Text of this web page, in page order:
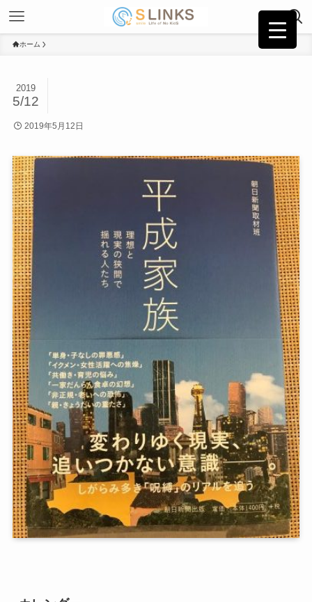
ホーム
2019
5/12
2019年5月12日